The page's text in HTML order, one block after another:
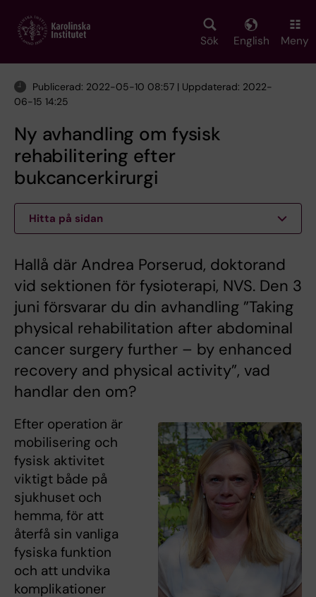
main
Sök English Meny
Publicerad: 2022-05-10 08:57 | Uppdaterad: 2022-
06-15 14:25
Ny avhandling om fysisk
rehabilitering efter
bukcancerkirurgi
Hitta på sidan
Hallå där Andrea Porserud, doktorand
vid sektionen för fysioterapi, NVS. Den 3
juni försvarar du din avhandling ”Taking
physical rehabilitation after abdominal
cancer surgery further – by enhanced
recovery and physical activity”, vad
handlar den om?
Efter operation är
mobilisering och
fysisk aktivitet
viktigt både på
sjukhuset och
hemma, för att
återfå sin vanliga
fysiska funktion
och att undvika
komplikationer